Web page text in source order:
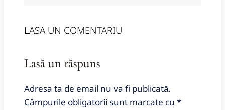
LASA UN COMENTARIU
Lasă un răspuns
Adresa ta de email nu va fi publicată.
Câmpurile obligatorii sunt marcate cu *